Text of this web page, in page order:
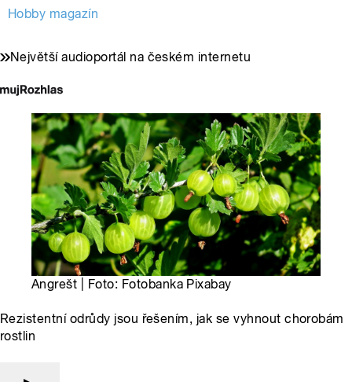
Hobby magazín
Největší audioportál na českém internetu
Angrešt | Foto: Fotobanka Pixabay
Rezistentní odrůdy jsou řešením, jak se vyhnout chorobám
rostlin